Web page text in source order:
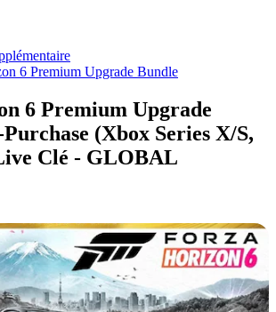
6 Premium Upgrade Bundle
6 Premium Upgrade
(Xbox Series X/S,
Clé - GLOBAL